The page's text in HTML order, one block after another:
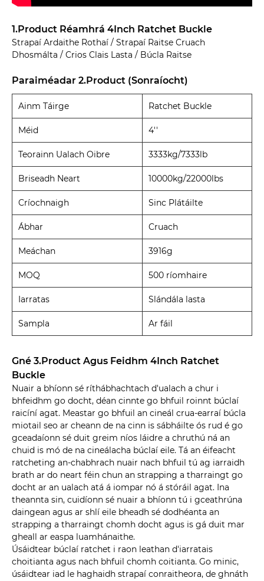
1.Product Réamhrá 4Inch Ratchet Buckle
Strapaí Ardaithe Rothaí / Strapaí Raitse Cruach
Dhosmálta / Crios Clais Lasta / Búcla Raitse
Paraiméadar 2.Product (Sonraíocht)
Ainm Táirge Ratchet Buckle
Méid 4''
Teorainn Ualach Oibre 3333kg/7333lb
Briseadh Neart 10000kg/22000lbs
Críochnaigh Sinc Plátáilte
Ábhar Cruach
Meáchan 3916g
MOQ 500 ríomhaire
Iarratas Slándála lasta
Sampla Ar fáil
Gné 3.Product Agus Feidhm 4Inch Ratchet
Buckle
Nuair a bhíonn sé ríthábhachtach d'ualach a chur i
bhfeidhm go docht, déan cinnte go bhfuil roinnt búclaí
raicíní agat. Meastar go bhfuil an cineál crua-earraí búcla
miotail seo ar cheann de na cinn is sábháilte ós rud é go
gceadaíonn sé duit greim níos láidre a chruthú ná an
chuid is mó de na cineálacha búclaí eile. Tá an éifeacht
ratcheting an-chabhrach nuair nach bhfuil tú ag iarraidh
brath ar do neart féin chun an strapping a tharraingt go
docht ar an ualach atá á iompar nó á stóráil agat. Ina
theannta sin, cuidíonn sé nuair a bhíonn tú i gceathrúna
daingean agus ar shlí eile bheadh ​​sé dodhéanta an
strapping a tharraingt chomh docht agus is gá duit mar
gheall ar easpa luamhánaithe.
Úsáidtear búclaí ratchet i raon leathan d'iarratais
choitianta agus nach bhfuil chomh coitianta. Go minic,
úsáidtear iad le haghaidh strapaí conraitheora, de ghnáth